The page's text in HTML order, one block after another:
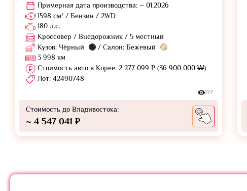
Примерная дата производства: ~ 01.2026
1598 см³ / Бензин / 2WD
180 л.с.
Кроссовер / Внедорожник / 5 местный
Кузов: Чёрный
/ Салон: Бежевый
3 998 км
Стоимость авто в Корее: 2 277 099 ₽ (36 900 000 ₩)
Лот: 42490748
177
Стоимость до Владивостока:
~ 4 547 041 ₽